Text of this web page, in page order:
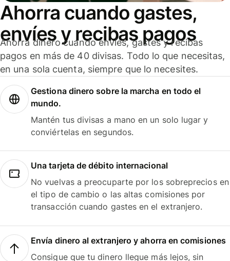
Ahorra cuando gastes,
envíes y recibas pagos
Ahorra dinero cuando envíes, gastes y recibas
pagos en más de 40 divisas. Todo lo que necesitas,
en una sola cuenta, siempre que lo necesites.
Gestiona dinero sobre la marcha en todo el
mundo.
Mantén tus divisas a mano en un solo lugar y
conviértelas en segundos.
Una tarjeta de débito internacional
No vuelvas a preocuparte por los sobreprecios en
el tipo de cambio o las altas comisiones por
transacción cuando gastes en el extranjero.
Envía dinero al extranjero y ahorra en comisiones
Consigue que tu dinero llegue más lejos, sin